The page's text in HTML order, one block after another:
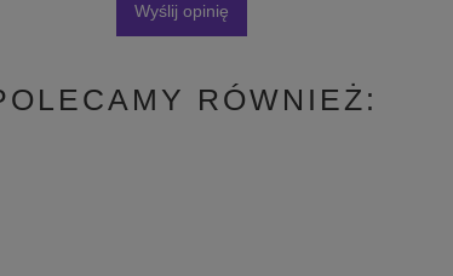
Wyślij opinię
RÓWNIEŻ: